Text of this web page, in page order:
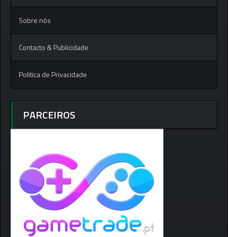
Sobre nós
Contacto & Publicidade
Politica de Privacidade
PARCEIROS